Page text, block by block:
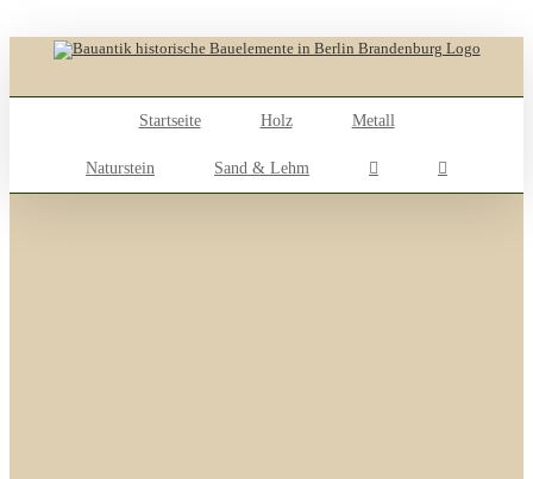
content
Startseite
Holz Metall
Naturstein Sand & Lehm